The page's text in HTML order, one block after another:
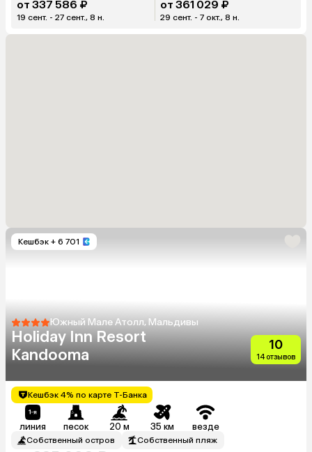
от 337 586 ₽
19 сент. - 27 сент., 8 н.
от 361 029 ₽
29 сент. - 7 окт., 8 н.
Кешбэк + 6 701
Южный Мале Атолл, Мальдивы
Holiday Inn Resort
Kandooma
10
14 отзывов
Кешбэк 4% по карте Т-Банка
линия песок 20 м 35 км везде
Собственный остров Собственный пляж